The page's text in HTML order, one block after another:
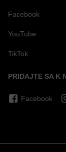
Facebook
YouTube
TikTok
PRIDAJTE SA K
Facebook